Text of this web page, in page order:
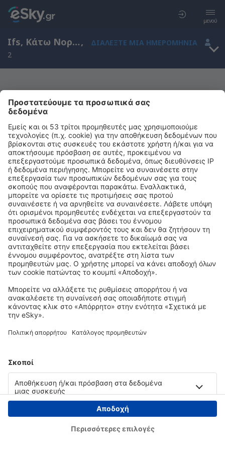
μενού
Ifs, Κάτω Νορμανδία, Γαλλία,
ΔΙΑΛΈΞΤΕ ΜΙΑ ΗΜΕΡΟΜΗΝΊΑ
2
Μας συγχωρείτε, δεν υπάρχουν
αποτελέσματα για την αναζήτησή σας
Προσπαθήστε να κάνετε αναζήτηση με διαφορετικά κριτήρια
Copyright © eSky.gr. Με την επιφύλαξη παντός νομίμου δικαιώματος.